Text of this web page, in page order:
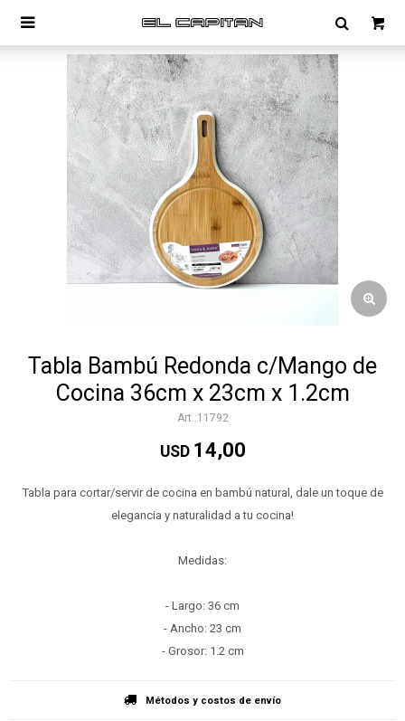

Tabla Bambú Redonda c/Mango de
Cocina 36cm x 23cm x 1.2cm
11792
USD 14,00
Tabla para cortar/servir de cocina en bambú natural, dale un toque de
elegancia y naturalidad a tu cocina!
Medidas:
- Largo: 36 cm
- Ancho: 23 cm
- Grosor: 1.2 cm
Métodos y costos de envío